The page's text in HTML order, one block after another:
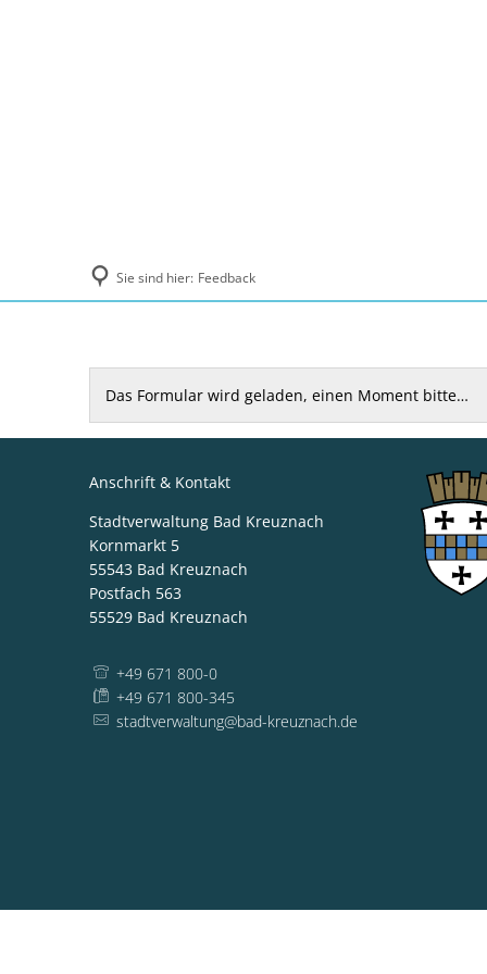
Sie sind hier: Feedback
FeedbackDas Formular wird geladen, einen Moment bitte…
Anschrift & Kontakt
Stadtverwaltung Bad Kreuznach
Kornmarkt 5
55543 Bad Kreuznach
Postfach 563
55529 Bad Kreuznach
+49 671 800-0
+49 671 800-345
stadtverwaltung@bad-kreuznach.de